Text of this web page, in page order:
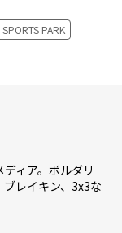
PARK
ィア。ボルダリ
レイキン、3x3な